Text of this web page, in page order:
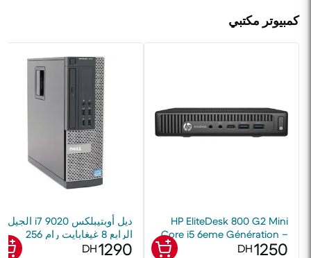
كمبيوتر مكتبي
HP EliteDesk 800 G2 Mini
Core i5 6eme Génération –
8 Go RAM – SSD 256 Go
1250
DH
ديل أوبتيبلكس 9020 i7 الجيل
الرابع 8 غيغابايت رام 256
غيغابايت إس إس دي مجدد
1290
DH